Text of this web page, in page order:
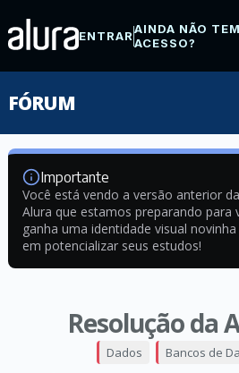
ENTRARAINDA NÃO TEM
ACESSO?
FÓRUM
Importante
Você está vendo a versão anterior
Alura que estamos preparando para
ganha uma identidade visual
em potencializar seus estudos!
Resolução da
Dados Bancos de